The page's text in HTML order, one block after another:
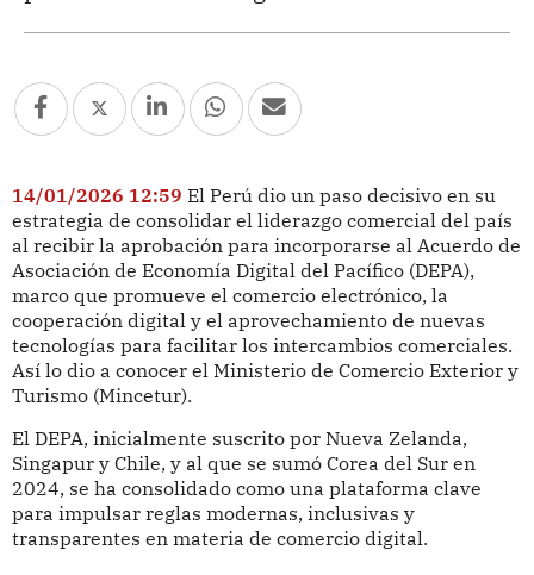
14/01/2026 12:59 El Perú dio un paso decisivo en su
estrategia de consolidar el liderazgo comercial del país
al recibir la aprobación para incorporarse al Acuerdo de
Asociación de Economía Digital del Pacífico (DEPA),
marco que promueve el comercio electrónico, la
cooperación digital y el aprovechamiento de nuevas
tecnologías para facilitar los intercambios comerciales.
Así lo dio a conocer el Ministerio de Comercio Exterior y
Turismo (Mincetur).
El DEPA, inicialmente suscrito por Nueva Zelanda,
Singapur y Chile, y al que se sumó Corea del Sur en
2024, se ha consolidado como una plataforma clave
para impulsar reglas modernas, inclusivas y
transparentes en materia de comercio digital.